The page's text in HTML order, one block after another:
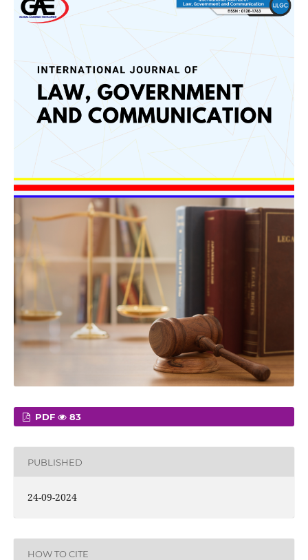
PDF 83
PUBLISHED
24-09-2024
HOW TO CITE